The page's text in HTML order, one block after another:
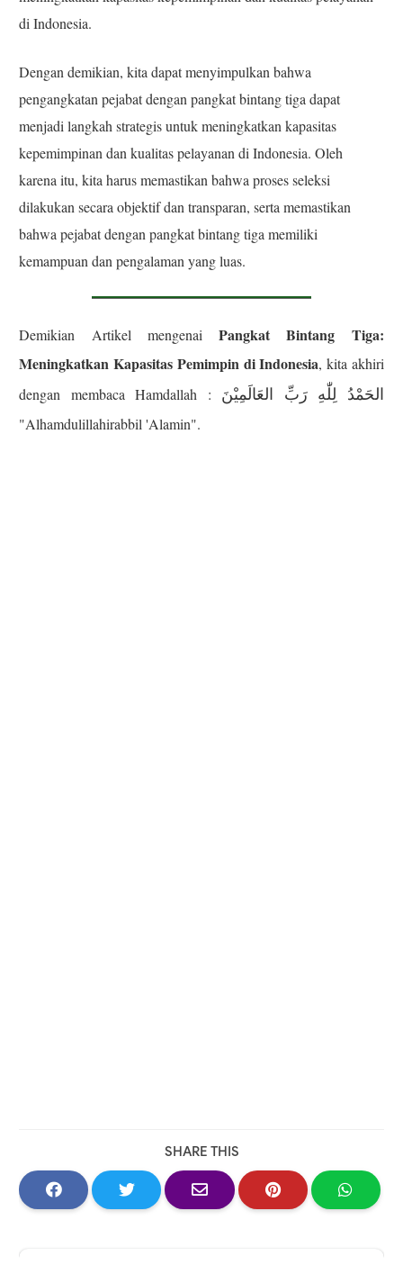
di Indonesia.
Dengan demikian, kita dapat menyimpulkan bahwa
pengangkatan pejabat dengan pangkat bintang tiga dapat
menjadi langkah strategis untuk meningkatkan kapasitas
kepemimpinan dan kualitas pelayanan di Indonesia. Oleh
karena itu, kita harus memastikan bahwa proses seleksi
dilakukan secara objektif dan transparan, serta memastikan
bahwa pejabat dengan pangkat bintang tiga memiliki
kemampuan dan pengalaman yang luas.
Demikian Artikel mengenaiPangkat Bintang Tiga:
Meningkatkan Kapasitas Pemimpin di Indonesia, kita akhiri
dengan membaca Hamdallah : الحَمْدُ لِلّٰهِ رَبِّ العَالَمِيْنَ
"Alhamdulillahirabbil 'Alamin".
SHARE THIS